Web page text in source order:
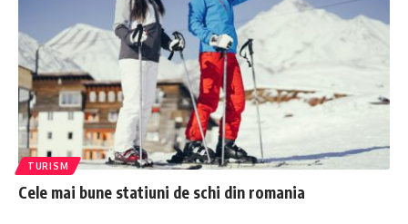
TURISM
Cele mai bune statiuni de schi din romania